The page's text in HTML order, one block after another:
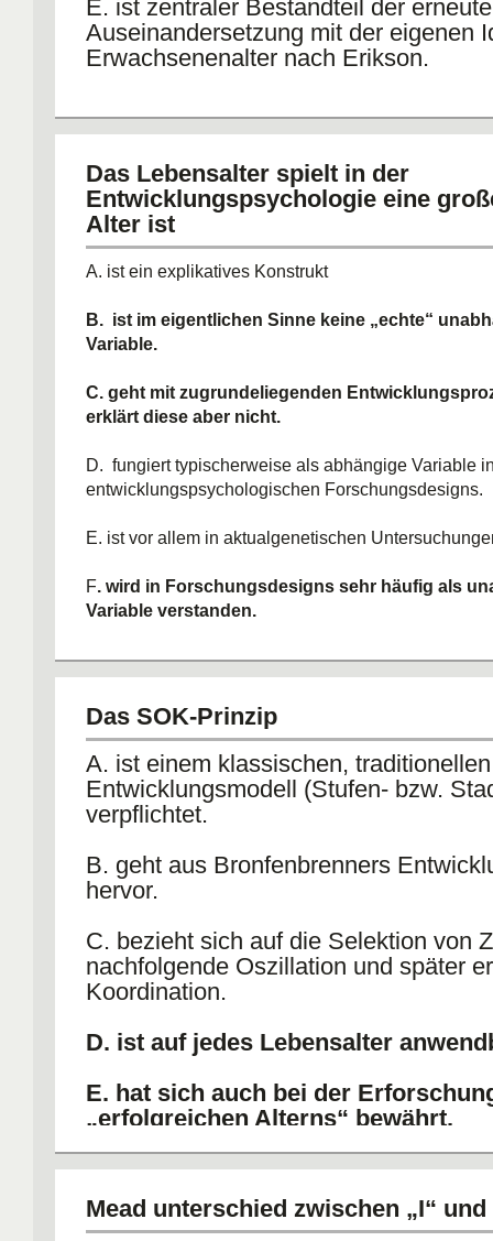
E. ist zentraler Bestandteil der
Auseinandersetzung mit der eigenen
Erwachsenenalter nach Erikson.
Das Lebensalter spielt in der
Entwicklungspsychologie eine
Alter ist
A. ist ein explikatives Konstrukt
B. ist im eigentlichen Sinne keine „echte“
Variable.
C. geht mit zugrundeliegenden
erklärt diese aber nicht.
D. fungiert typischerweise als abhängige Variable
entwicklungspsychologischen Forschungsdesigns.
E. ist vor allem in aktualgenetischen
F. wird in Forschungsdesigns sehr häufig als
Variable verstanden.
Das SOK-Prinzip
A. ist einem klassischen, traditionellen
Entwicklungsmodell (Stufen- bzw.
verpflichtet.
B. geht aus Bronfenbrenners
hervor.
C. bezieht sich auf die Selektion von
nachfolgende Oszillation und später
Koordination.
D. ist auf jedes Lebensalter
E. hat sich auch bei der
„erfolgreichen Alterns“ bewährt.
Mead unterschied zwischen „I“ und